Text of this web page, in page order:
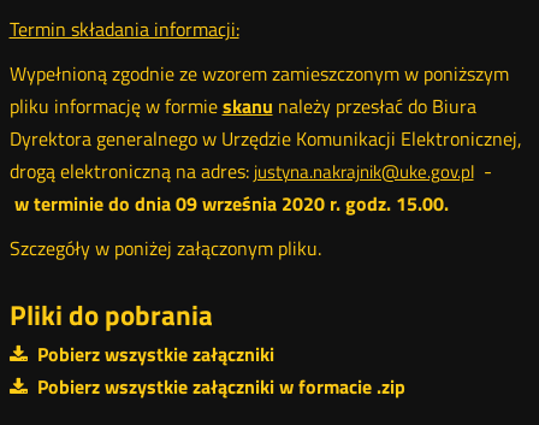
Termin składania informacji:
Wypełnioną zgodnie ze wzorem zamieszczonym w poniższym
pliku informację w formieskanu należy przesłać do Biura
Dyrektora generalnego w Urzędzie Komunikacji Elektronicznej,
drogą elektroniczną na adres: justyna.nakrajnik@uke.gov.pl -
w terminie do dnia09września 2020 r. godz. 15.00.
Szczegóły w poniżej załączonym pliku.
Pliki do pobrania
Pobierz wszystkie załączniki
Pobierz wszystkie załączniki w formacie .zip